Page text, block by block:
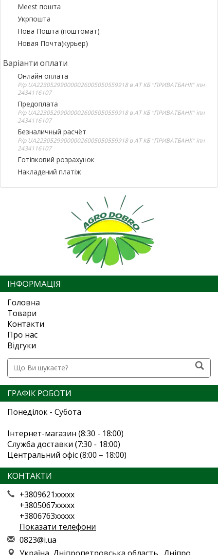
Meest пошта
Укрпошта
Нова Пошта (поштомат)
Новая Почта(курьер)
Варіанти оплати
Онлайн оплата
Р/р UA223052990000026005050559918 в АТ КБ "ПРИВАТБАНК" іпн
2434116107
Предоплата
Р/р UA223052990000026005050559918 в АТ КБ "ПРИВАТБАНК" іпн
2434116107
Безналичный расчёт
Р/р UA223052990000026005050559918 в АТ КБ "ПРИВАТБАНК" іпн
2434116107
Готівковий розрахунок
Накладений платіж
ІНФОРМАЦІЯ
Головна
Товари
Контакти
Про нас
Відгуки
ГРАФІК РОБОТИ
Понеділок - Субота
Інтернет-магазин (8:30 - 18:00)
Служба доставки (7:30 - 18:00)
Центральний офіс (8:00 – 18:00)
КОНТАКТИ
+3809621xxxxx
+3805067xxxxx
+3806763xxxxx
Показати телефони
0823@i.ua
Україна, Дніпропетровська область., Дніпро,